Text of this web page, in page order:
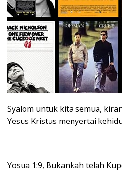
Syalom untuk kita semua,
Yesus Kristus menyertai
Yosua 1:9, Bukankah telah